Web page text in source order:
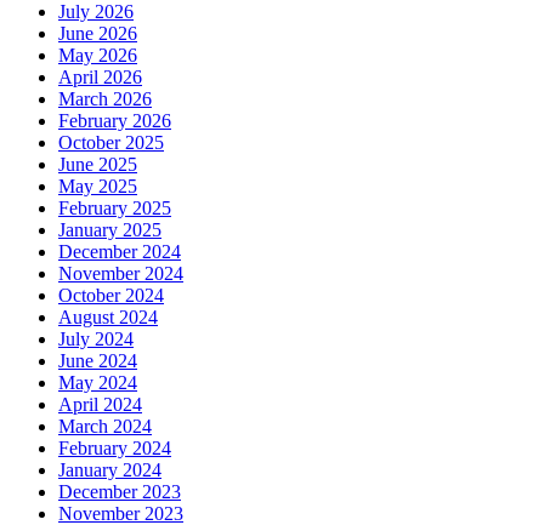
July 2026
June 2026
May 2026
April 2026
March 2026
February 2026
October 2025
June 2025
May 2025
February 2025
January 2025
December 2024
November 2024
October 2024
August 2024
July 2024
June 2024
May 2024
April 2024
March 2024
February 2024
January 2024
December 2023
November 2023